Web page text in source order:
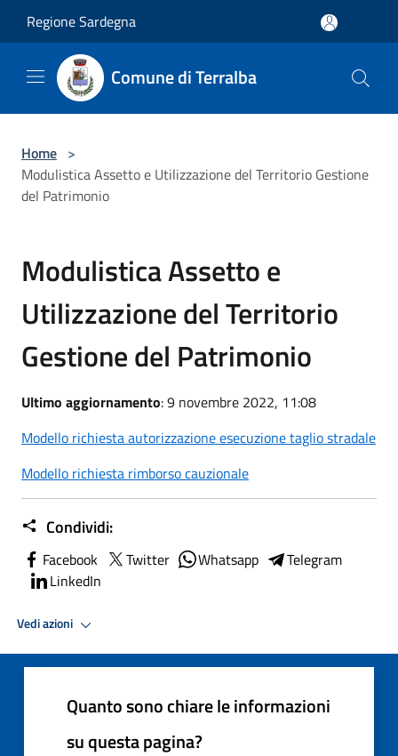
Regione Sardegna
Comune di Terralba
Home >
Modulistica Assetto e Utilizzazione del Territorio Gestione
del Patrimonio
Modulistica Assetto e
Utilizzazione del Territorio
Gestione del Patrimonio
Ultimo aggiornamento: 9 novembre 2022, 11:08
Modello richiesta autorizzazione esecuzione taglio stradale
Modello richiesta rimborso cauzionale
Condividi:
Facebook Twitter Whatsapp
Telegram
LinkedIn
Vedi azioni
Quanto sono chiare le informazioni
su questa pagina?